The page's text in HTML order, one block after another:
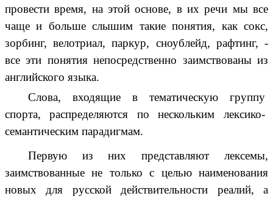
провести время, на этой основе, в их речи мы все
чаще и больше слышим такие понятия, как сокс,
зорбинг, велотриал, паркур, сноублейд, рафтинг, -
все эти понятия непосредственно заимствованы из
английского языка.
Слова, входящие в тематическую группу
спорта, распределяются по нескольким лексико-
семантическим парадигмам.
Первую из них представляют лексемы,
заимствованные не только с целью наименования
новых для русской действительности реалий, а